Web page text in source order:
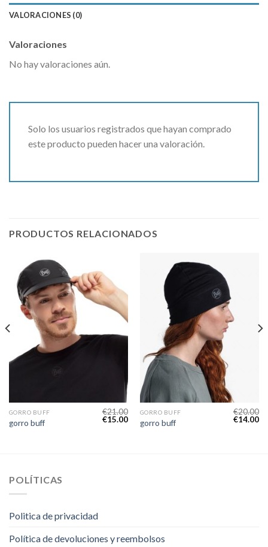
VALORACIONES (0)
Valoraciones
No hay valoraciones aún.
Solo los usuarios registrados que hayan comprado
este producto pueden hacer una valoración.
PRODUCTOS RELACIONADOS
GORRO BUFF
gorro buff
€21.00
€15.00
GORRO BUFF
gorro buff
€20.00
€14.00
POLÍTICAS
Politica de privacidad
Política de devoluciones y reembolsos